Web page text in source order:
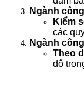
Ngành
Kiểm
các
Ngành
Theo
độ